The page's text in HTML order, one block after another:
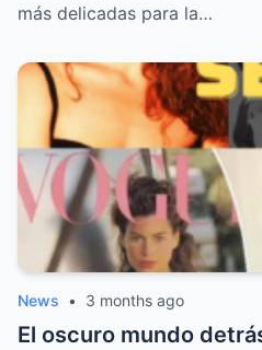
más delicadas para la…
News • 3 months ago
El oscuro mundo